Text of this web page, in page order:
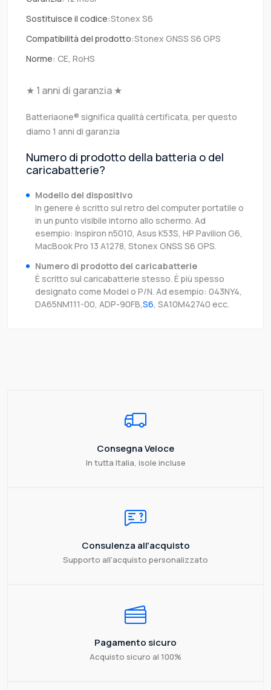
Sostituisce il codice:Stonex S6
Compatibilità del prodotto:Stonex GNSS S6 GPS
Norme: CE, RoHS
★ 1 anni di garanzia ★
Batteriaone® significa qualità certificata, per questo
diamo 1 anni di garanzia
Numero di prodotto della batteria o del
caricabatterie?
Modello del dispositivo
In genere è scritto sul retro del computer portatile o
in un punto visibile intorno allo schermo. Ad
esempio: Inspiron n5010, Asus K53S, HP Pavilion G6,
MacBook Pro 13 A1278, Stonex GNSS S6 GPS.
Numero di prodotto del caricabatterie
È scritto sul caricabatterie stesso. È più spesso
designato come Model o P/N. Ad esempio: 043NY4,
DA65NM111-00, ADP-90FB,S6, SA10M42740 ecc.
Consegna Veloce
In tutta Italia, isole incluse
Consulenza all'acquisto
Supporto all'acquisto personalizzato
Pagamento sicuro
Acquisto sicuro al 100%